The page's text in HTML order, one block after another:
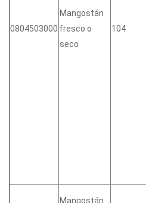
0804503000
Mangostán
fresco o
seco
104
Mangostán